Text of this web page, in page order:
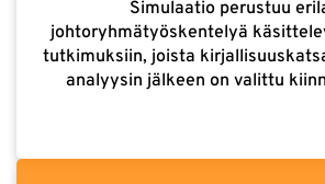
Simulaatio perustuu
johtoryhmätyöskentelyä
tutkimuksiin, joista
analyysin jälkeen on valittu